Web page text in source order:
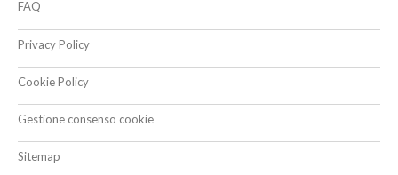
FAQ
Privacy Policy
Cookie Policy
Gestione consenso cookie
Sitemap